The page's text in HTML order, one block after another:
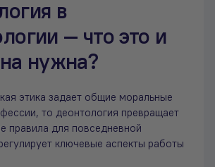
в
— что это и
нужна?
этика задает общие моральные
то деонтология превращает
правила для повседневной
ключевые аспекты работы